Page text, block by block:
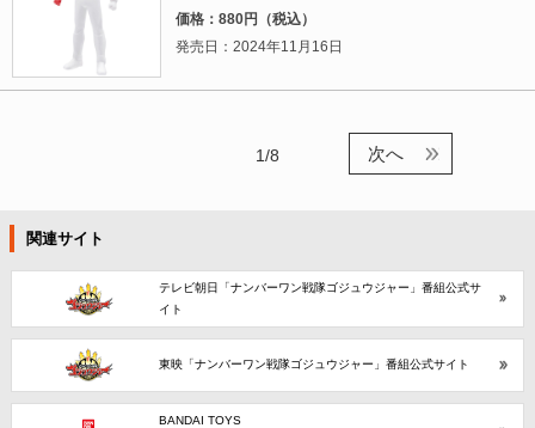
価格：880円（税込）
発売日：2024年11月16日
1/8 次へ
関連サイト
テレビ朝日「ナンバーワン戦隊ゴジュウジャー」番組公式サ
イト
東映「ナンバーワン戦隊ゴジュウジャー」番組公式サイト
BANDAI TOYS